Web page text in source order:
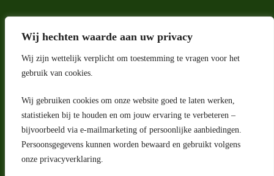
Wij hechten waarde aan uw privacy
Wij zijn wettelijk verplicht om toestemming te vragen voor het
gebruik van cookies.
Wij gebruiken cookies om onze website goed te laten werken,
statistieken bij te houden en om jouw ervaring te verbeteren –
bijvoorbeeld via e-mailmarketing of persoonlijke aanbiedingen.
Persoonsgegevens kunnen worden bewaard en gebruikt volgens
onze privacyverklaring.
Adres
Riga 4 E
2993 LW Barendrecht
Nederland
Contact